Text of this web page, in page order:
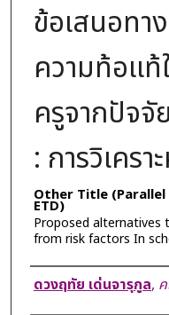
ข้อเสนอทา
ความท้อแท้
ครูจากปัจจั
: การวิเคร
Other Title
ETD)
Proposed alternatives
from risk factors In
Author
ดวงฤทัย เด่นจารุกูล,